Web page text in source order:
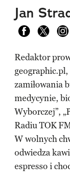
Jan
Visit us onVisit us on
Redaktor
geographic.pl,
zamiłowania
medycynie,
Wyborczej”,
Radiu TOK
W wolnych
odwiedza
espresso i